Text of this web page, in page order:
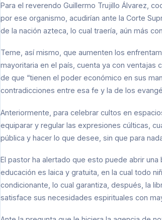
Para el reverendo Guillermo Trujillo Álvarez,
por ese organismo, acudirían ante la Corte
de la nación azteca, lo cual traería, aún más
Teme, así mismo, que aumenten los
mayoritaria en el país, cuenta ya con ventajas
de que “tienen el poder económico en sus
contradicciones entre esa fe y la de los
Anteriormente, para celebrar cultos en
equiparar y regular las expresiones cúlticas,
pública y hacer lo que desee, sin que para
El pastor ha alertado que esto puede abrir
educación es laica y gratuita, en la cual todo
condicionante, lo cual garantiza, después, la
satisface sus necesidades espirituales con